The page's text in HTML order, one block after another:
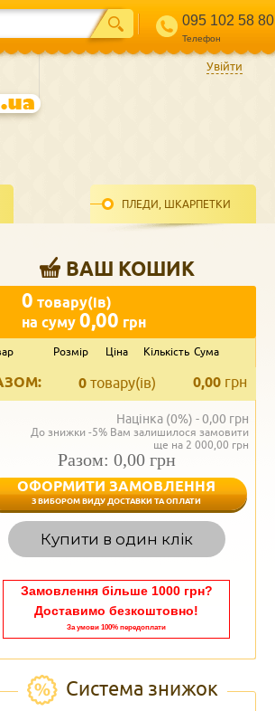
095 102 58 80
Телефон
ПЛЕДИ, ШКАРПЕТКИ
Увійти
ВАШ КОШИК
0 товару(ів)
на суму0,00 грн
Розмір Ціна Кількість Сума
0,00 грн
0 товару(ів)
Націнка (0%) -0,00 грн
До знижки -5% Вам залишилося замовити
ще на 2 000,00 грн
Разом: 0,00 грн
ОФОРМИТИ ЗАМОВЛЕННЯ
З ВИБОРОМ ВИДУ ДОСТАВКИ ТА ОПЛАТИ
Купити в один клік
Замовлення більше 1000 грн?
Доставимо безкоштовно!
За умови 100% передоплати
Система знижок